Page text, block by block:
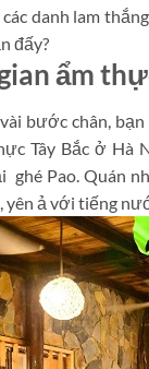
danh lam
đấy?
ẩm
bước chân,
Tây Bắc ở
ghé Pao. Quán
ả với tiếng